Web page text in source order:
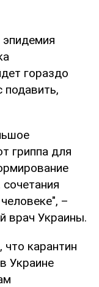
гораздо
подавить,
гриппа для
–
врач Украины.
карантин
Украине